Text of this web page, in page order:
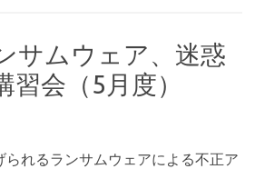
サムウェア、迷惑
習会（5月度）
られるランサムウェアによる不正ア